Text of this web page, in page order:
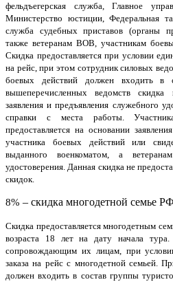
фельдъегерская служба, Главное
Министерство юстиции, Федеральная
служба судебных приставов (органы
также ветеранам ВОВ, участникам
Скидка предоставляется при условии
на рейс, при этом сотрудник силовых
боевых действий должен входить в
вышеперечисленных ведомств скидка
заявления и предъявления служебного
справки с места работы.
предоставляется на основании
участника боевых действий или
выданного военкоматом, а
удостоверения. Данная скидка не
скидок.
8% – скидка многодетной семье РФ
Скидка предоставляется многодетным
возраста 18 лет на дату начала тура.
сопровождающим их лицам, при
заказа на рейс с многодетной семьей.
должен входить в состав группы